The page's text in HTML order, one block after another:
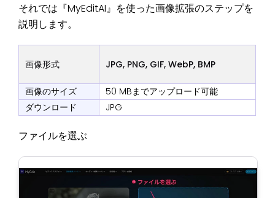
それでは『MyEditAI』を使った画像拡張のステップを
説明します。
画像形式 JPG, PNG, GIF, WebP, BMP
画像のサイズ
50 MBまでアップロード可能
ダウンロード
JPG
ファイルを選ぶ